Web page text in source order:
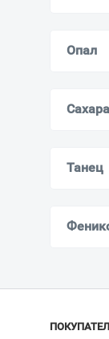
Опал
Сахара
Танец